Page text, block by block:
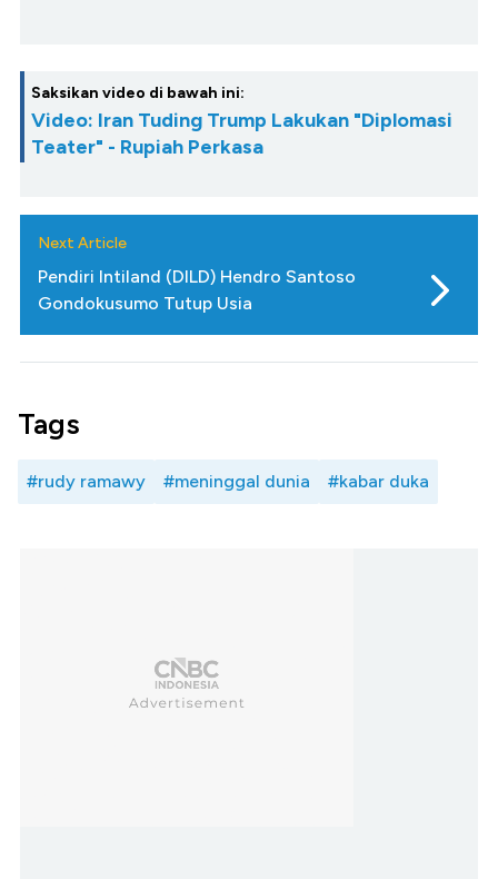
Saksikan video di bawah ini:
Video: Iran Tuding Trump Lakukan "Diplomasi
Teater" - Rupiah Perkasa
Next Article
Pendiri Intiland (DILD) Hendro Santoso
Gondokusumo Tutup Usia
Tags
#rudy ramawy #meninggal dunia #kabar duka